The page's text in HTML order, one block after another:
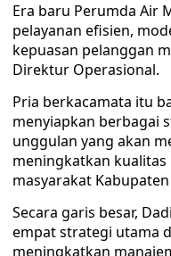
Era baru Perumda Air
pelayanan efisien,
kepuasan pelanggan
Direktur Operasional.
Pria berkacamata itu
menyiapkan berbagai
unggulan yang akan
meningkatkan
masyarakat
Secara garis besar,
empat strategi utama
meningkatkan